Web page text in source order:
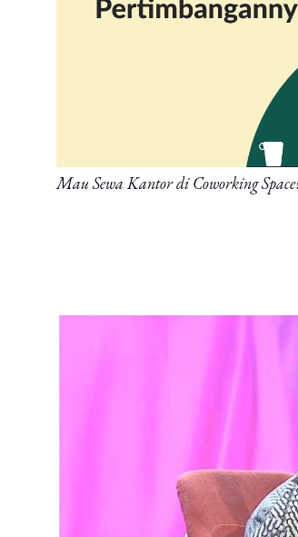
Mau Sewa Kantor di Coworking